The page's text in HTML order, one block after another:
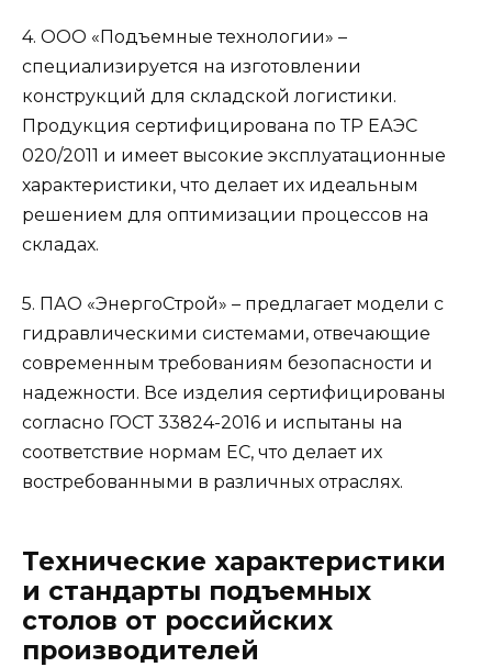
4. ООО «Подъемные технологии» –
специализируется на изготовлении
конструкций для складской логистики.
Продукция сертифицирована по ТР ЕАЭС
020/2011 и имеет высокие эксплуатационные
характеристики, что делает их идеальным
решением для оптимизации процессов на
складах.
5. ПАО «ЭнергоСтрой» – предлагает модели с
гидравлическими системами, отвечающие
современным требованиям безопасности и
надежности. Все изделия сертифицированы
согласно ГОСТ 33824-2016 и испытаны на
соответствие нормам ЕС, что делает их
востребованными в различных отраслях.
Технические характеристики
и стандарты подъемных
столов от российских
производителей